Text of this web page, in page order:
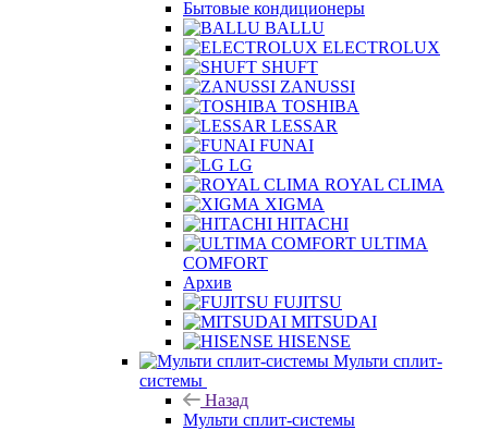
Бытовые кондиционеры
BALLU
ELECTROLUX
SHUFT
ZANUSSI
TOSHIBA
LESSAR
FUNAI
LG
ROYAL CLIMA
XIGMA
HITACHI
ULTIMA
COMFORT
Архив
FUJITSU
MITSUDAI
HISENSE
Мульти сплит-
системы
Назад
Мульти сплит-системы